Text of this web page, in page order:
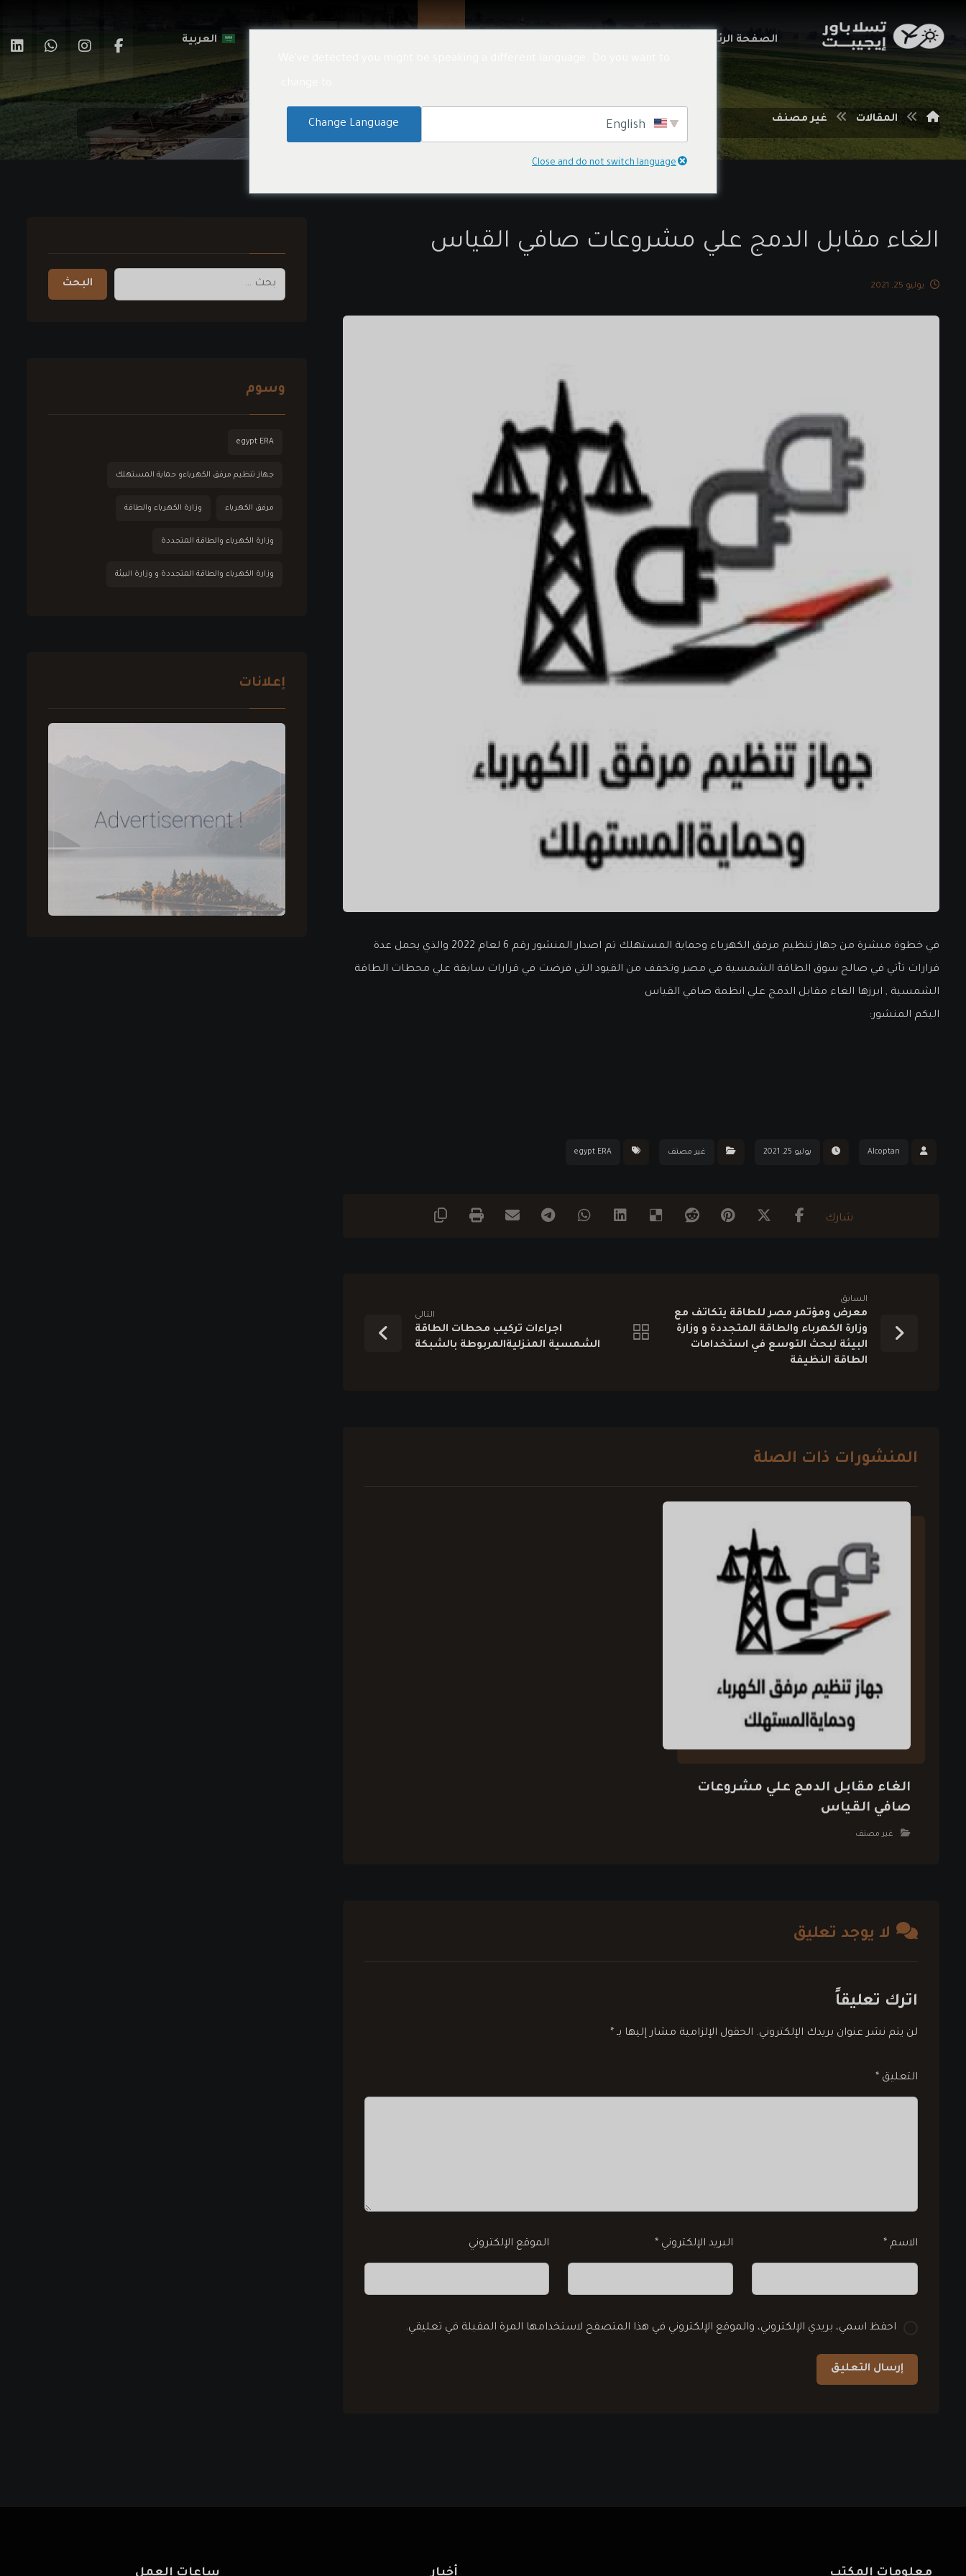
الصفحة الرئيسية العربية
المقالات غير مصنف
الغاء مقابل الدمج علي مشروعات صافي القياس
يوليو 25, 2021
في خطوة مبشرة من جهاز تنظيم مرفق الكهرباء وحماية المستهلك تم اصدار المنشور رقم 6 لعام 2022 والذي يحمل عدة
قرارات تأتي في صالح سوق الطاقة الشمسية في مصر وتخفف من القيود التي فرضت في قرارات سابقة علي محطات الطاقة
الشمسية , ابرزها الغاء مقابل الدمج علي انظمة صافي القياس
اليكم المنشور:
Alcoptan يوليو 25, 2021 غير مصنف egypt ERA
السابق
معرض ومؤتمر مصر للطاقة يتكاتف مع
وزارة الكهرباء والطاقة المتجددة و وزارة
البيئة لبحث التوسع في استخدامات
الطاقة النظيفة
التالى
اجراءات تركيب محطات الطاقة
الشمسية المنزليةالمربوطة بالشبكة
المنشورات ذات الصلة
الغاء مقابل الدمج علي مشروعات
صافي القياس
غير مصنف
لا يوجد تعليق
اترك تعليقاً
لن يتم نشر عنوان بريدك الإلكتروني. الحقول الإلزامية مشار إليها بـ *
التعليق *
الاسم * البريد الإلكتروني * الموقع الإلكتروني
احفظ اسمي، بريدي الإلكتروني، والموقع الإلكتروني في هذا المتصفح لاستخدامها المرة المقبلة في تعليقي.
وسوم
egypt ERA
جهاز تنظيم مرفق الكهرباءو حماية المستهلك
مرفق الكهرباء وزارة الكهرباء والطاقة
وزارة الكهرباء والطاقة المتجددة
وزارة الكهرباء والطاقة المتجددة و وزارة البيئة
إعلانات
معلومات المكتب أخبار ساعات العمل
Change Language
Close and do not switch language